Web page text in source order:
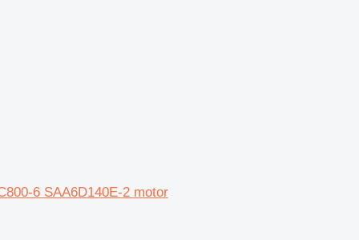
6 SAA6D140E-2 motor